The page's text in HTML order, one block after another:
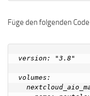
Füge den folgenden
version: "3.8"
volumes: